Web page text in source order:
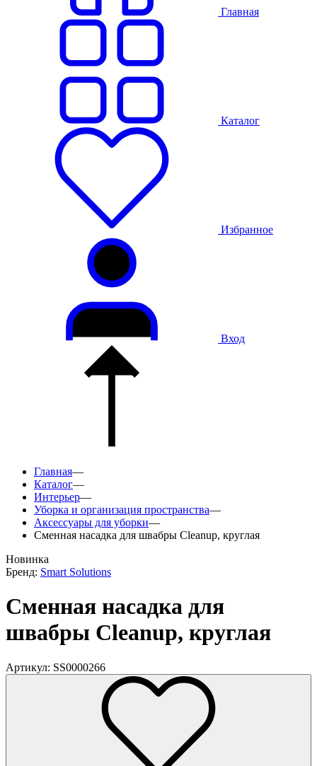
Главная
Каталог
Избранное
Вход
Главная—
Каталог—
Интерьер—
Уборка и организация пространства—
Аксессуары для уборки—
Сменная насадка для швабры Cleanup, круглая
Новинка
Бренд: Smart Solutions
Сменная насадка для
швабры Cleanup, круглая
Артикул: SS0000266